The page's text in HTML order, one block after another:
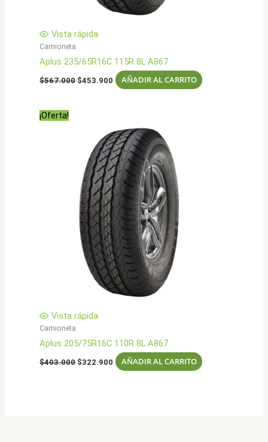
Vista rápida
Camioneta
Aplus 235/65R16C 115R 8L A867
$567.000 El
$453.900 El
precio
AÑADIR AL CARRITO
¡Oferta!
Vista rápida
Camioneta
Aplus 205/75R16C 110R 8L A867
$403.000 El
$322.900 El
precio
AÑADIR AL CARRITO